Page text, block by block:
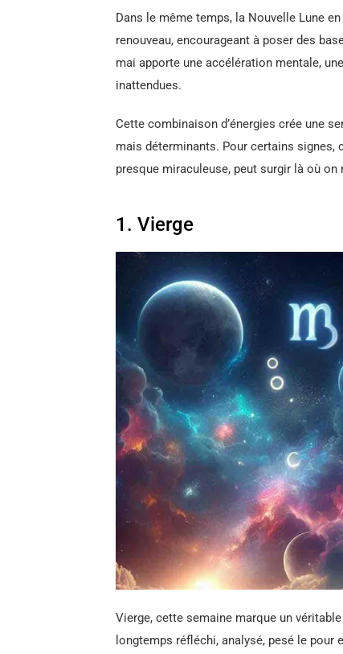
Dans le même temps, la Nouvelle Lune
renouveau, encourageant à poser des
mai apporte une accélération mentale,
inattendues.
Cette combinaison d’énergies crée une
mais déterminants. Pour certains signes,
presque miraculeuse, peut surgir là où on
1. Vierge
Vierge, cette semaine marque un
longtemps réfléchi, analysé, pesé le pour